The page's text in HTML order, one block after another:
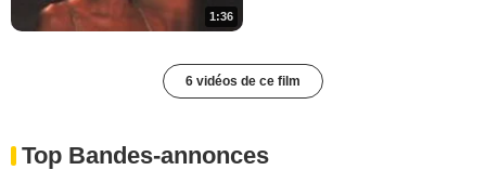
1:36
6 vidéos de ce film
Top Bandes-annonces